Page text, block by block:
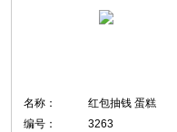
名称：
红包抽钱 蛋糕
编号：
3263